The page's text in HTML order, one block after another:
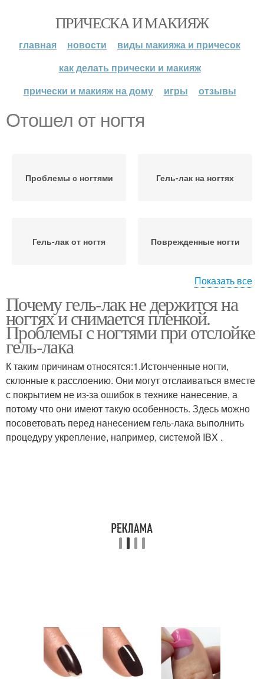
ПРИЧЕСКА И МАКИЯЖ
главная новости
виды макияжа и причесок
как делать прически и макияж
прически и макияж на дому
игры отзывы
Отошел от ногтя
Проблемы с ногтями Гель-лак на ногтях
Гель-лак от ногтя Поврежденные ногти
База от ногтя С поврежденные ногти
Гель на ногтях Уход за ногтями
Пленка с ногтя
Показать все
Почему гель-лак не держится на
ногтях и снимается пленкой.
Проблемы с ногтями при отслойке
гель-лака
К таким причинам относятся:1.Истонченные ногти,
склонные к расслоению. Они могут отслаиваться вместе
с покрытием не из-за ошибок в технике нанесение, а
потому что они имеют такую особенность. Здесь можно
посоветовать перед нанесением гель-лака выполнить
процедуру укрепление, например, системой IBX .